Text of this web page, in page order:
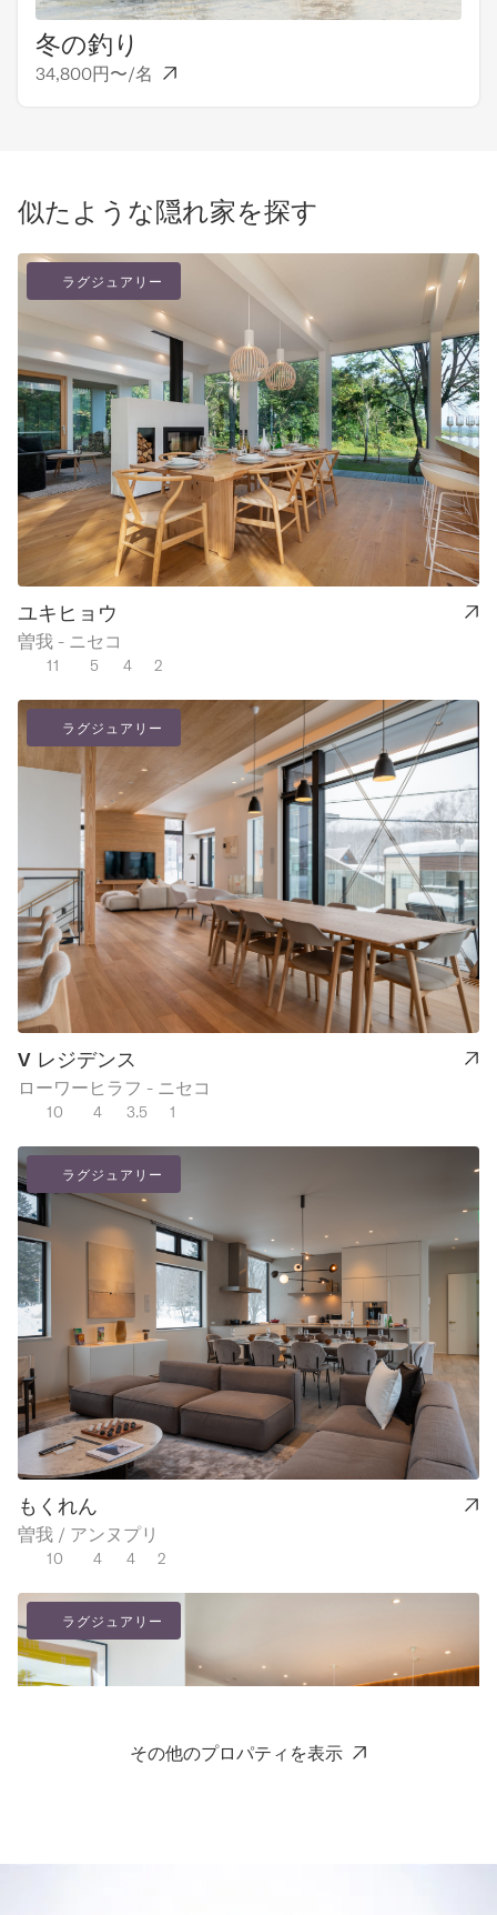
ェルカムセンタ
（宣伝されてい
るような数分で
はありませ
ん）。また、子
供向けの良いレ
ッスンは花園に
あり、車で約
30〜40分かか
ります。ニセコ
バスは正直言っ
てひどく、時間
に余裕があって
る日の夕方、花
園からKoaタウ
ンハウスまで
1.5時間かかり
ました）。上述
の通り、タウン
ハウス自体は非
常に美しく、設
備も充実してお
り、スキー後に
戻ってくるのが
とても心地よい
です。実は周辺
すが、場所を知
っている必要が
あります。タウ
ンハウスの裏に
は素敵な小さな
レストランがあ
り（前日までに
予約が必要）、
Lucky Fingersも
気に入りました
（有料ですが送
迎を手配してく
れます。絶対に
直、多くの場面
た。返信がなか
たなかったり、
逃していて、む
冬の釣り
34,800円〜/名
似たような隠れ家を探す
ラグジュアリー
ユキヒョウ
曽我 - ニセコ
11 5 4 2
ラグジュアリー
V レジデンス
ローワーヒラフ - ニセコ
10 4 3.5 1
ラグジュアリー
もくれん
曽我 / アンヌプリ
10 4 4 2
ラグジュアリー
その他のプロパティを表示